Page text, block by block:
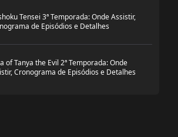
Tensei 3ª Temporada: Onde Assistir,
de Episódios e Detalhes
of Tanya the Evil 2ª Temporada: Onde
Cronograma de Episódios e Detalhes